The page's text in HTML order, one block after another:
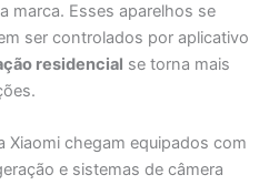
marca. Esses aparelhos se
ser controlados por aplicativo
residencial se torna mais
chegam equipados com
e sistemas de câmera